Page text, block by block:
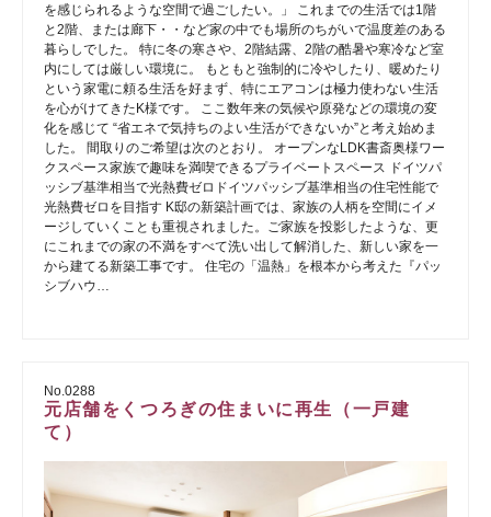
を感じられるような空間で過ごしたい。」 これまでの生活では1階
と2階、または廊下・・など家の中でも場所のちがいで温度差のある
暮らしでした。 特に冬の寒さや、2階結露、2階の酷暑や寒冷など室
内にしては厳しい環境に。 もともと強制的に冷やしたり、暖めたり
という家電に頼る生活を好まず、特にエアコンは極力使わない生活
を心がけてきたK様です。 ここ数年来の気候や原発などの環境の変
化を感じて “省エネで気持ちのよい生活ができないか”と考え始めま
した。 間取りのご希望は次のとおり。 オープンなLDK書斎奥様ワー
クスペース家族で趣味を満喫できるプライベートスペース ドイツパ
ッシブ基準相当で光熱費ゼロドイツパッシブ基準相当の住宅性能で
光熱費ゼロを目指す K邸の新築計画では、家族の人柄を空間にイメ
ージしていくことも重視されました。ご家族を投影したような、更
にこれまでの家の不満をすべて洗い出して解消した、新しい家を一
から建てる新築工事です。 住宅の「温熱」を根本から考えた『パッ
シブハウ…
No.0288
元店舗をくつろぎの住まいに再生（一戸建
て）